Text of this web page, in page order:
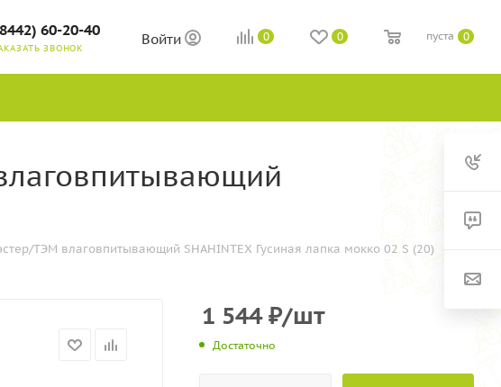
60-20-40
ЗВОНОК
Войти 0 0 0
пуста
ТЭМ влаговпитывающий SHAHINTEX Гусиная лапка мокко 02 S (20)
1 544₽/шт
Достаточно